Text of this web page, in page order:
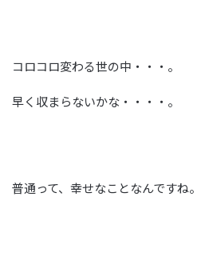
コロコロ変わる世の中・・・。
早く収まらないかな・・・・。
普通って、幸せなことなんですね。